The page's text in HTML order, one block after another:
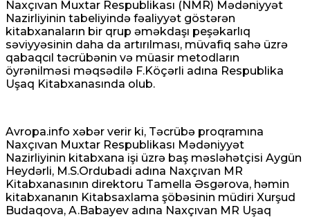
Naxçıvan Muxtar Respublikası (NMR) Mədəniyyət
Nazirliyinin tabeliyində fəaliyyət göstərən
kitabxanaların bir qrup əməkdaşı peşəkarlıq
səviyyəsinin daha da artırılması, müvafiq sahə üzrə
qabaqcıl təcrübənin və müasir metodların
öyrənilməsi məqsədilə F.Köçərli adına Respublika
Uşaq Kitabxanasında olub.
Avropa.info xəbər verir ki, Təcrübə proqramına
Naxçıvan Muxtar Respublikası Mədəniyyət
Nazirliyinin kitabxana işi üzrə baş məsləhətçisi Aygün
Heydərli, M.S.Ordubadi adına Naxçıvan MR
Kitabxanasının direktoru Tamella Əsgərova, həmin
kitabxananın Kitabsaxlama şöbəsinin müdiri Xurşud
Budaqova, A.Babayev adına Naxçıvan MR Uşaq